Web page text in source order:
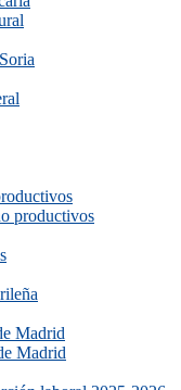
productivos
Madrid
Madrid